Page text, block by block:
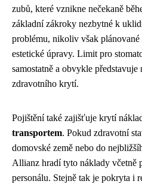
zubů, které vznikne nečekaně
základní zákroky nezbytné k
problému, nikoliv však
estetické úpravy. Limit pro
samostatně a obvykle
zdravotního krytí.
Pojištění také zajišťuje krytí
transportem. Pokud zdravotní
domovské země nebo do
Allianz hradí tyto náklady včetně
personálu. Stejně tak je pokryta i